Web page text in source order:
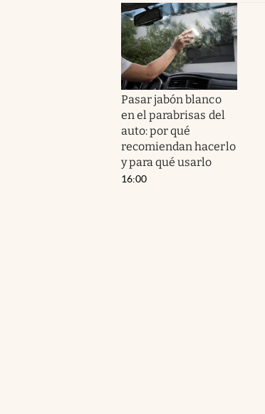
Pasar jabón blanco
en el parabrisas del
auto: por qué
recomiendan hacerlo
y para qué usarlo
16:00